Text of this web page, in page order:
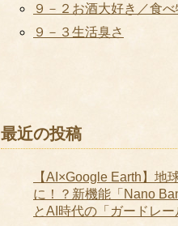
９－２お酒大好き／食べ
９－３生活臭さ
最近の投稿
【AI×Google Earth】地
に！？新機能「Nano
とAI時代の「ガードレー